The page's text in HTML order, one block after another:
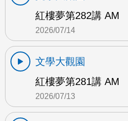
紅樓夢第282講 AM
2026/07/14
文學大觀園
紅樓夢第281講 AM
2026/07/13